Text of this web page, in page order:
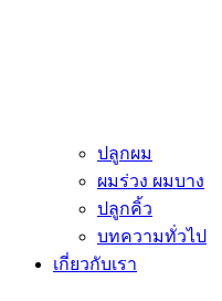
ปลูกผม
ผมร่วง ผมบาง
ปลูกคิ้ว
บทความทั่วไป
เกี่ยวกับเรา